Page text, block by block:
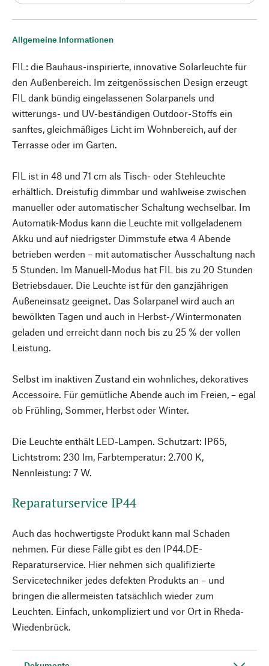
Allgemeine Informationen
FIL: die Bauhaus-inspirierte, innovative Solarleuchte für
den Außenbereich. Im zeitgenössischen Design erzeugt
FIL dank bündig eingelassenen Solarpanels und
witterungs- und UV-beständigen Outdoor-Stoffs ein
sanftes, gleichmäßiges Licht im Wohnbereich, auf der
Terrasse oder im Garten.
FIL ist in 48 und 71 cm als Tisch- oder Stehleuchte
erhältlich. Dreistufig dimmbar und wahlweise zwischen
manueller oder automatischer Schaltung wechselbar.⁠ Im
Automatik-Modus kann die Leuchte mit vollgeladenem
Akku und auf niedrigster Dimmstufe etwa 4 Abende
betrieben werden – mit automatischer Ausschaltung nach
5 Stunden. Im Manuell-Modus hat FIL bis zu 20 Stunden
Betriebsdauer. Die Leuchte ist für den ganzjährigen
Außeneinsatz geeignet. Das Solarpanel wird auch an
bewölkten Tagen und auch in Herbst-/Wintermonaten
geladen und erreicht dann noch bis zu 25 % der vollen
Leistung.
Selbst im inaktiven Zustand ein wohnliches, dekoratives
Accessoire. Für gemütliche Abende auch im Freien, – egal
ob Frühling, Sommer, Herbst oder Winter.
Die Leuchte enthält LED-Lampen. Schutzart: IP65,
Lichtstrom: 230 lm, Farbtemperatur: 2.700 K,
Nennleistung: 7 W.
Reparaturservice IP44
Auch das hochwertigste Produkt kann mal Schaden
nehmen. Für diese Fälle gibt es den IP44.DE-
Reparaturservice. Hier nehmen sich qualifizierte
Servicetechniker jedes defekten Produkts an – und
bringen die allermeisten tatsächlich wieder zum
Leuchten. Einfach, unkompliziert und vor Ort in Rheda-
Wiedenbrück.